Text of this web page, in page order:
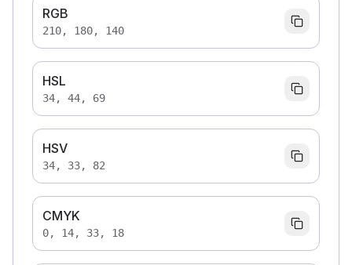
RGB
210, 180, 140
HSL
34, 44, 69
HSV
34, 33, 82
CMYK
0, 14, 33, 18